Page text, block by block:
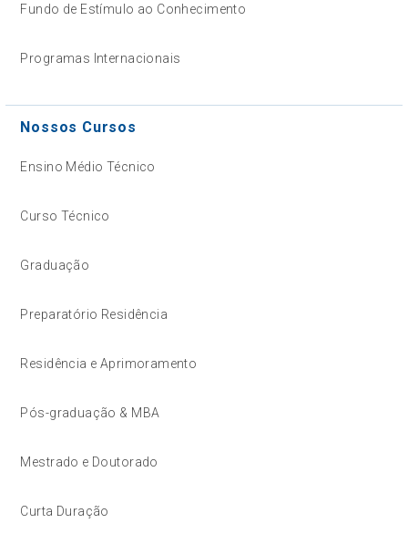
Fundo de Estímulo ao Conhecimento
Programas Internacionais
Nossos Cursos
Ensino Médio Técnico
Curso Técnico
Graduação
Preparatório Residência
Residência e Aprimoramento
Pós-graduação & MBA
Mestrado e Doutorado
Curta Duração